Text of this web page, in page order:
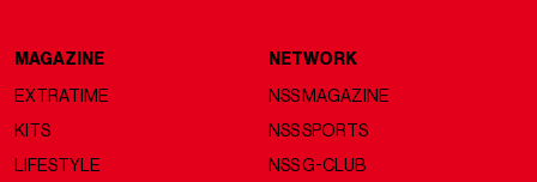
MAGAZINE
EXTRATIME
KITS
LIFESTYLE
NETWORK
NSS MAGAZINE
NSS SPORTS
NSS G-CLUB